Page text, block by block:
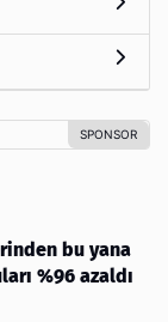
bu yana
%96 azaldı